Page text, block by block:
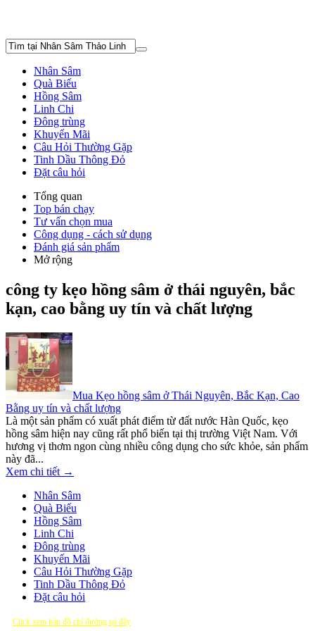
Nhân Sâm
Quà Biếu
Hồng Sâm
Linh Chi
Đông trùng
Khuyến Mãi
Câu Hỏi Thường Gặp
Tinh Dầu Thông Đỏ
Đặt câu hỏi
Tổng quan
Top bán chạy
Tư vấn chọn mua
Công dụng - cách sử dụng
Đánh giá sản phẩm
Mở rộng
công ty kẹo hồng sâm ở thái nguyên, bắc
kạn, cao bằng uy tín và chất lượng
Mua Kẹo hồng sâm ở Thái Nguyên, Bắc Kạn, Cao
Bằng uy tín và chất lượng
Là một sản phẩm có xuất phát điểm từ đất nước Hàn Quốc, kẹo
hồng sâm hiện nay cũng rất phổ biến tại thị trường Việt Nam. Với
hương vị thơm ngon cùng nhiều công dụng cho sức khỏe, sản phẩm
này đã...
Xem chi tiết →
Nhân Sâm
Quà Biếu
Hồng Sâm
Linh Chi
Đông trùng
Khuyến Mãi
Câu Hỏi Thường Gặp
Tinh Dầu Thông Đỏ
Đặt câu hỏi
Click xem bản đồ chỉ đường tại đây